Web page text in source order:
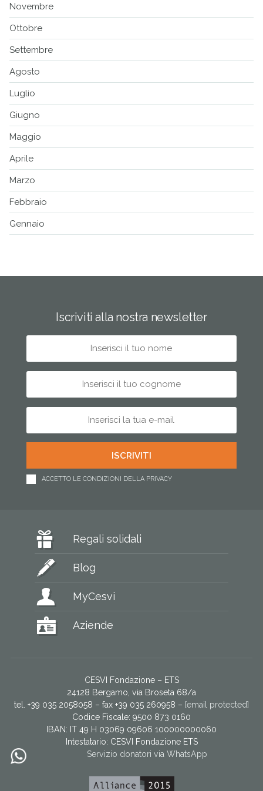
Novembre
Ottobre
Settembre
Agosto
Luglio
Giugno
Maggio
Aprile
Marzo
Febbraio
Gennaio
Iscriviti alla nostra newsletter
ACCETTO LE CONDIZIONI DELLA PRIVACY
Regali solidali
Blog
MyCesvi
Aziende
CESVI Fondazione – ETS
24128 Bergamo, via Broseta 68/a
tel. +39 035 2058058 – fax +39 035 260958 – [email protected]
Codice Fiscale: 9500 873 0160
IBAN: IT 49 H 03069 09606 100000000060
Intestatario: CESVI Fondazione ETS
Servizio donatori via WhatsApp